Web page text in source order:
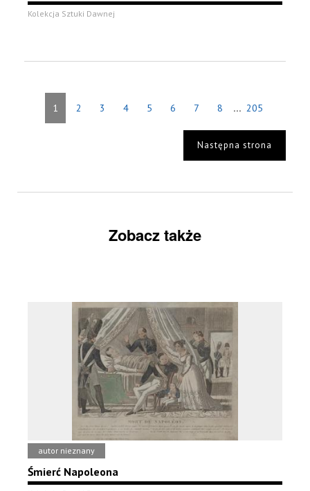
Kolekcja Sztuki Dawnej
1 2 3 4 5 6 7 8 ... 205
Następna strona
Zobacz także
autor nieznany
Śmierć Napoleona